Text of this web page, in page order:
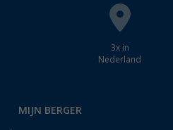
3x in
Nederland
MIJN BERGER